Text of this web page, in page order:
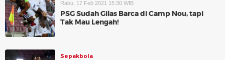
Rabu, 17 Feb 2021 15:30 WIB
PSG Sudah Gilas Barca di Camp Nou, tapi
Tak Mau Lengah!
Sepakbola